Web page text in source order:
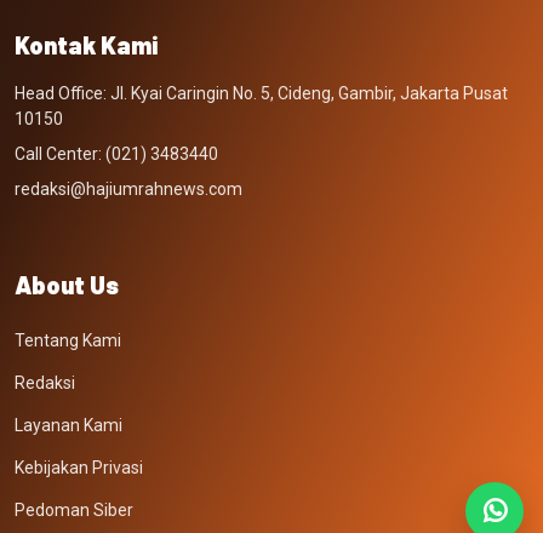
Kontak Kami
Head Office: Jl. Kyai Caringin No. 5, Cideng, Gambir, Jakarta Pusat
10150
Call Center: (021) 3483440
redaksi@hajiumrahnews.com
About Us
Tentang Kami
Redaksi
Layanan Kami
Kebijakan Privasi
Pedoman Siber